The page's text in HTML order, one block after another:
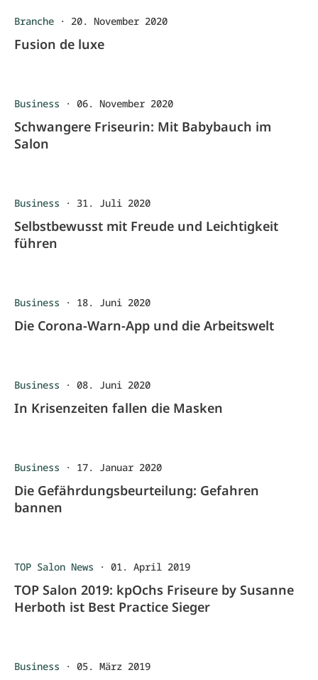
Branche · 20. November 2020
Fusion de luxe
Business · 06. November 2020
Schwangere Friseurin: Mit Babybauch im
Salon
Business · 31. Juli 2020
Selbstbewusst mit Freude und Leichtigkeit
führen
Business · 18. Juni 2020
Die Corona-Warn-App und die Arbeitswelt
Business · 08. Juni 2020
In Krisenzeiten fallen die Masken
Business · 17. Januar 2020
Die Gefährdungsbeurteilung: Gefahren
bannen
TOP Salon News · 01. April 2019
TOP Salon 2019: kpOchs Friseure by Susanne
Herboth ist Best Practice Sieger
Business · 05. März 2019